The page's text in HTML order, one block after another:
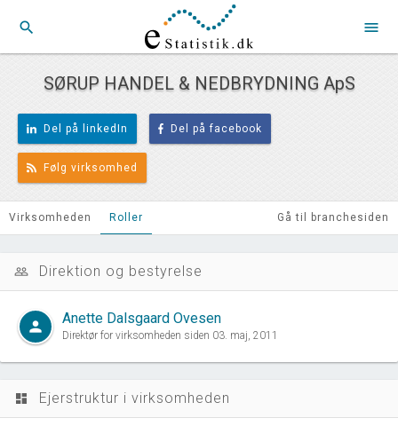
search menu
SØRUP HANDEL & NEDBRYDNING ApS
Del på linkedIn Del på facebook
Følg virksomhed
Virksomheden Roller Gå til branchesiden
people_outline Direktion og bestyrelse
person Anette Dalsgaard Ovesen
Direktør for virksomheden siden 03. maj, 2011
dashboard Ejerstruktur i virksomheden